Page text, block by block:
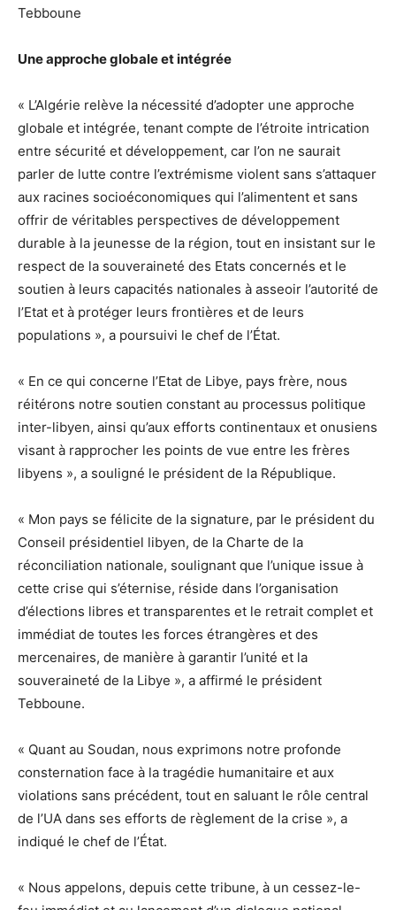
Tebboune
Une approche globale et intégrée
« L’Algérie relève la nécessité d’adopter une approche
globale et intégrée, tenant compte de l’étroite intrication
entre sécurité et développement, car l’on ne saurait
parler de lutte contre l’extrémisme violent sans s’attaquer
aux racines socioéconomiques qui l’alimentent et sans
offrir de véritables perspectives de développement
durable à la jeunesse de la région, tout en insistant sur le
respect de la souveraineté des Etats concernés et le
soutien à leurs capacités nationales à asseoir l’autorité de
l’Etat et à protéger leurs frontières et de leurs
populations », a poursuivi le chef de l’État.
« En ce qui concerne l’Etat de Libye, pays frère, nous
réitérons notre soutien constant au processus politique
inter-libyen, ainsi qu’aux efforts continentaux et onusiens
visant à rapprocher les points de vue entre les frères
libyens », a souligné le président de la République.
« Mon pays se félicite de la signature, par le président du
Conseil présidentiel libyen, de la Charte de la
réconciliation nationale, soulignant que l’unique issue à
cette crise qui s’éternise, réside dans l’organisation
d’élections libres et transparentes et le retrait complet et
immédiat de toutes les forces étrangères et des
mercenaires, de manière à garantir l’unité et la
souveraineté de la Libye », a affirmé le président
Tebboune.
« Quant au Soudan, nous exprimons notre profonde
consternation face à la tragédie humanitaire et aux
violations sans précédent, tout en saluant le rôle central
de l’UA dans ses efforts de règlement de la crise », a
indiqué le chef de l’État.
« Nous appelons, depuis cette tribune, à un cessez-le-